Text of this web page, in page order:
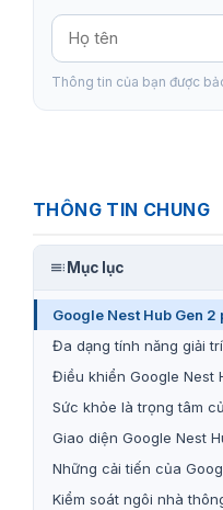
Thông tin của bạn được
THÔNG TIN CHUNG
Mục lục
Google Nest Hub Gen
Đa dạng tính năng giải
Điều khiển Google Nest
Sức khỏe là trọng tâm
Giao diện Google Nest
Những cải tiến của
Kiểm soát ngôi nhà